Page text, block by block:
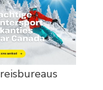
reisbureaus